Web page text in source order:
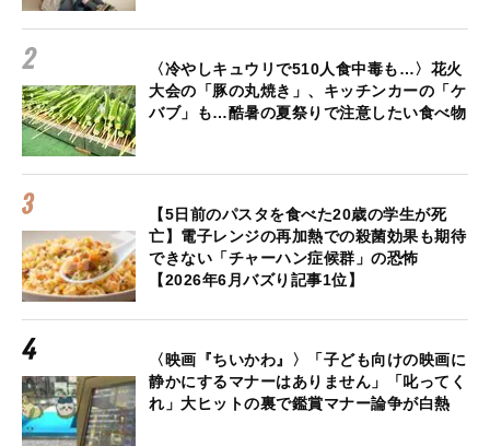
〈冷やしキュウリで510人食中毒も…〉花火
大会の「豚の丸焼き」、キッチンカーの「ケ
バブ」も…酷暑の夏祭りで注意したい食べ物
【5日前のパスタを食べた20歳の学生が死
亡】電子レンジの再加熱での殺菌効果も期待
できない「チャーハン症候群」の恐怖
【2026年6月バズり記事1位】
〈映画『ちいかわ』〉「子ども向けの映画に
静かにするマナーはありません」「叱ってく
れ」大ヒットの裏で鑑賞マナー論争が白熱